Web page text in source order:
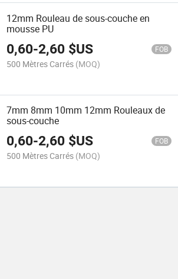
12mm Rouleau de sous-couche en
mousse PU
0,60-2,60 $US FOB
500 Mètres Carrés (MOQ)
7mm 8mm 10mm 12mm Rouleaux de
sous-couche
0,60-2,60 $US FOB
500 Mètres Carrés (MOQ)